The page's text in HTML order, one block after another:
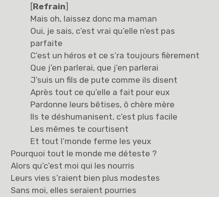
[Refrain]
Mais oh, laissez donc ma maman
Oui, je sais, c’est vrai qu’elle n’est pas
parfaite
C’est un héros et ce s’ra toujours fièrement
Que j’en parlerai, que j’en parlerai
J’suis un fils de pute comme ils disent
Après tout ce qu’elle a fait pour eux
Pardonne leurs bêtises, ô chère mère
Ils te déshumanisent, c’est plus facile
Les mêmes te courtisent
Et tout l’monde ferme les yeux
Pourquoi tout le monde me déteste ?
Alors qu’c’est moi qui les nourris
Leurs vies s’raient bien plus modestes
Sans moi, elles seraient pourries